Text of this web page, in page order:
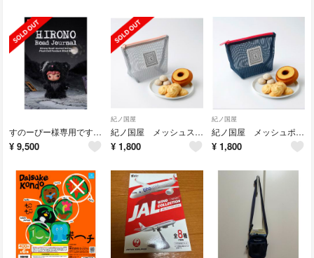
すのーぴー様専用ですHirono Road Journal シリーズぬいぐるみ ペンダント
¥ 9,500
紀ノ国屋
紀ノ国屋 メッシュスイーツポーチ（サンドグレー）
¥ 1,800
紀ノ国屋
紀ノ国屋 メッシュポーチ（ネイビーブルー） ※お菓子🍪無し
¥ 1,800